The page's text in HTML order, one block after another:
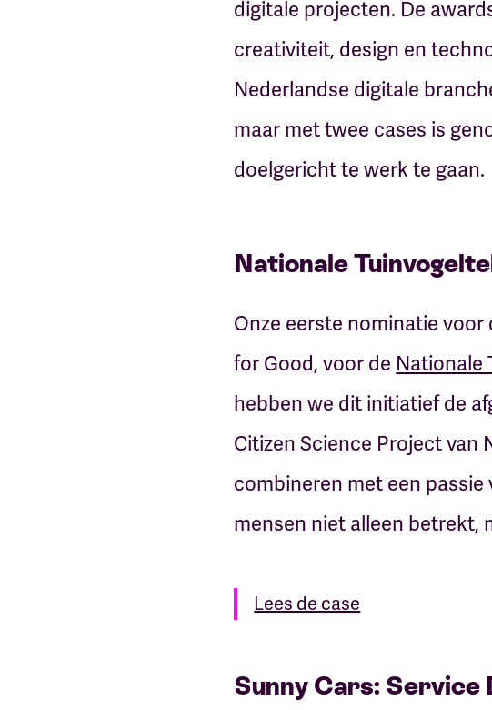
digitale projecten. De
creativiteit, design en
Nederlandse digitale
maar met twee cases is
doelgericht te werk te gaan.
Nationale
Onze eerste nominatie
for Good, voor de Nationale
hebben we dit initiatief de
Citizen Science Project van
combineren met een
mensen niet alleen betrekt,
Lees de case
Sunny Cars: Service